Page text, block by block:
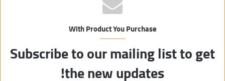
With Product You Purchase
Subscribe to our mailing list to get
the new updates!